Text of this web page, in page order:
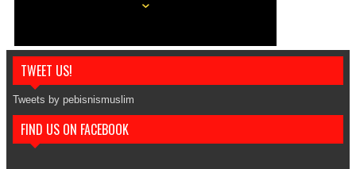
TWEET US!
Tweets by pebisnismuslim
FIND US ON FACEBOOK